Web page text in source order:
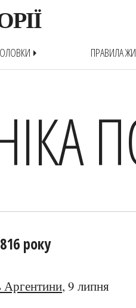
arrow_right ПРАВИЛА
року
Аргентини, 9 липня